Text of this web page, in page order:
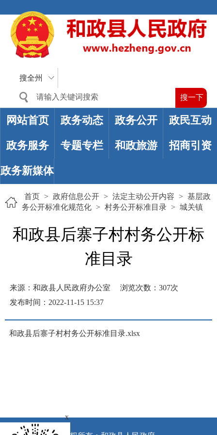
搜全州
网站首页 政务动态 政务公开 政民互动
政务服务 专题专栏 和政旅游 招商引资
政务新媒体
首页 > 政府信息公开 > 法定主动公开内容 > 基层政
务公开标准化规范化 > 村务公开标准目录 > 城关镇
和政县后寨子村村务公开标
准目录
来源：和政县人民政府办公室 浏览次数： 307次
发布时间：2022-11-15 15:37
和政县后寨子村村务公开标准目录.xlsx
x